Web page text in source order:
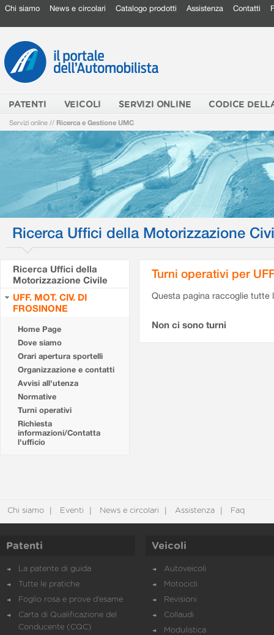
Chi siamo News e circolari Catalogo prodotti Assistenza Contatti
PATENTI VEICOLI SERVIZI ONLINE CODICE
Servizi online // Ricerca e Gestione UMC
Ricerca Uffici della Motorizzazione
Ricerca Uffici della
Motorizzazione Civile
UFF. MOT. CIV. DI
FROSINONE
Home Page
Dove siamo
Orari apertura sportelli
Organizzazione e contatti
Avvisi all'utenza
Normative
Turni operativi
Richiesta
informazioni/Contatta
l'ufficio
Turni operativi per
Questa pagina raccoglie tutte
Non ci sono turni
Chi siamo Eventi News e circolari Assistenza Faq
Patenti
La patente di guida
Tutte le pratiche
Foglio rosa e prove d’esame
Carta di Qualificazione del
Conducente (CQC)
Veicoli
Autoveicoli
Motocicli
Revisioni
Collaudi
Modulistica